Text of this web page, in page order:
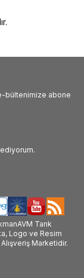
bültenimize abone
Tarık
Logo ve Resim
Marketidir.